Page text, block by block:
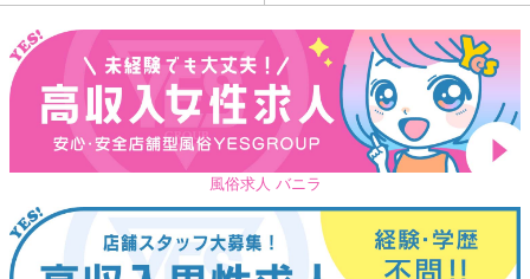
風俗求人 バニラ